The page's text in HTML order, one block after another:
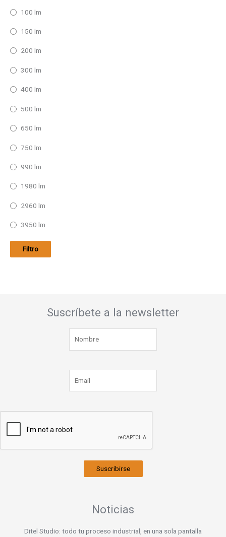
100 lm
150 lm
200 lm
300 lm
400 lm
500 lm
650 lm
750 lm
990 lm
1980 lm
2960 lm
3950 lm
Filtro
Suscríbete a la newsletter
Suscribirse
Noticias
Ditel Studio: todo tu proceso industrial, en una sola pantalla